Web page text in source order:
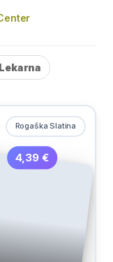
Lekarna
Rogaška Slatina
4,39 €